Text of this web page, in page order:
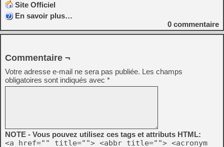
Site Officiel
En savoir plus…
0 commentaire
Commentaire ¬
Votre adresse e-mail ne sera pas publiée. Les champs
obligatoires sont indiqués avec *
NOTE - Vous pouvez utilisez ces tags et attributs HTML:
<a href="" title=""> <abbr title=""> <acronym